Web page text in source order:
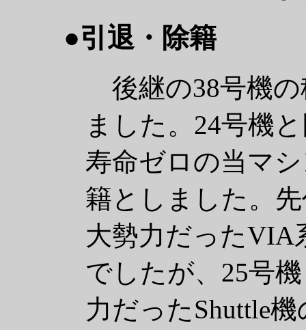
●引退・除籍
後継の38号機の
ました。24号機
寿命ゼロの当マ
籍としました。
大勢力だったVIA
でしたが、25号
力だったShuttle